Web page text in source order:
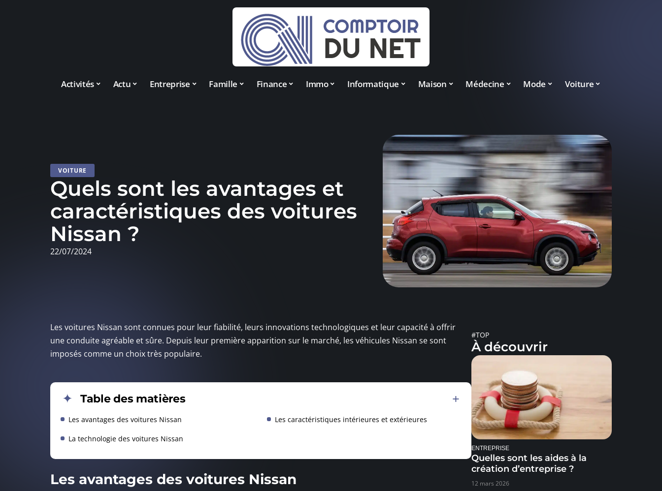
Activités Actu Entreprise Famille Finance Immo Informatique Maison Médecine Mode Voiture
VOITURE
Quels sont les avantages et
caractéristiques des voitures
Nissan ?
22/07/2024
Les voitures Nissan sont connues pour leur fiabilité, leurs innovations technologiques et leur capacité à offrir
une conduite agréable et sûre. Depuis leur première apparition sur le marché, les véhicules Nissan se sont
imposés comme un choix très populaire.
Table des matières
Les avantages des voitures Nissan Les caractéristiques intérieures et extérieures
La technologie des voitures Nissan
Les avantages des voitures Nissan
#TOP
À découvrir
ENTREPRISE
Quelles sont les aides à la
création d’entreprise ?
12 mars 2026